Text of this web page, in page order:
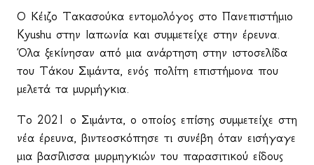
Ο Κέιζο Τακασούκα εντομολόγος στο Πανεπιστήμιο
Kyushu στην Ιαπωνία και συμμετείχε στην έρευνα.
Όλα ξεκίνησαν από μια ανάρτηση στην ιστοσελίδα
του Τάκου Σιμάντα, ενός πολίτη επιστήμονα που
μελετά τα μυρμήγκια.
Το 2021 ο Σιμάντα, ο οποίος επίσης συμμετείχε στη
νέα έρευνα, βιντεοσκόπησε τι συνέβη όταν εισήγαγε
μια βασίλισσα μυρμηγκιών του παρασιτικού είδους